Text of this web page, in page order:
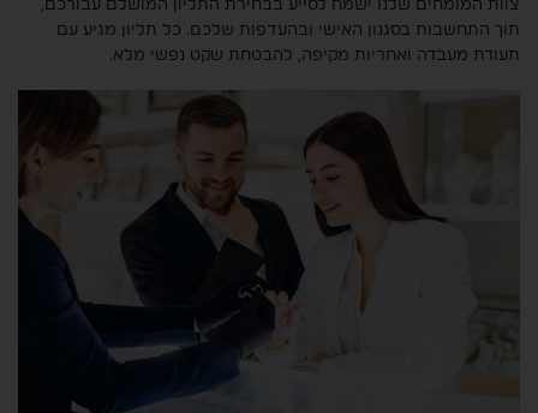
תוך התחשבות בסגנון האישי ובהעדפות שלכם. כל תליון מגיע עם
תעודת מעבדה ואחריות מקיפה, להבטחת שקט נפשי מלא.